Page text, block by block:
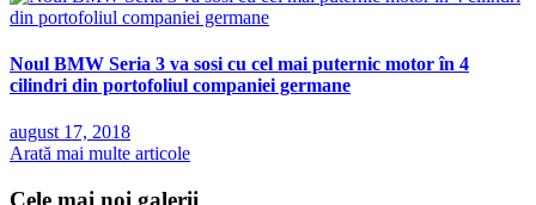
Noul BMW Seria 3 va sosi cu cel mai puternic motor în 4
cilindri din portofoliul companiei germane
august 17, 2018
Arată mai multe articole
Cele mai noi galerii